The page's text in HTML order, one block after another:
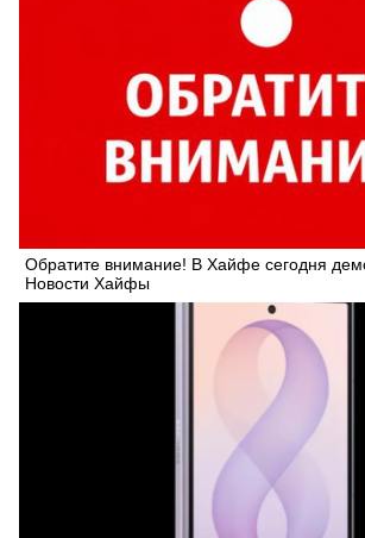
Обратите внимание! В Хайфе сегодня
Новости Хайфы